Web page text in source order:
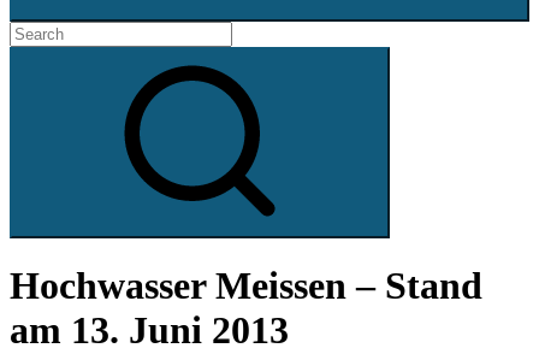
Search
for:
Hochwasser Meissen – Stand
am 13. Juni 2013